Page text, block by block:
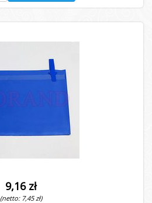
9,16 zł
(netto: 7,45 zł)